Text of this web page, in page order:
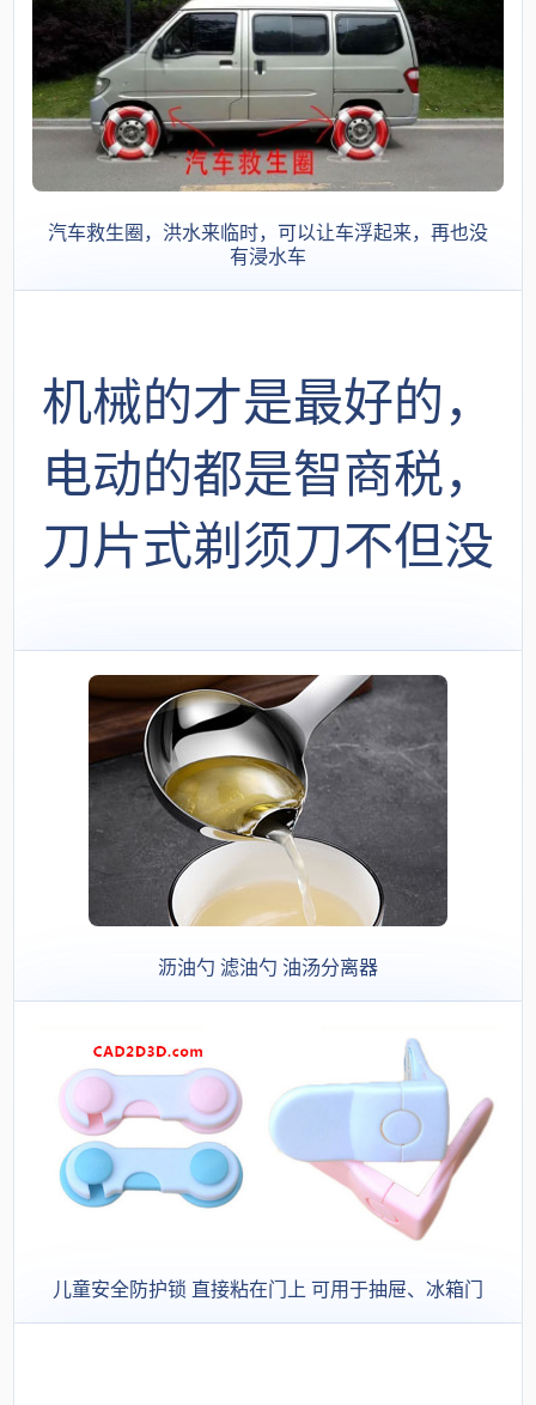
汽车救生圈，洪水来临时，可以让车浮起来，再也没
有浸水车
机械的才是最好的，
电动的都是智商税，
刀片式剃须刀不但没
强大
沥油勺 滤油勺 油汤分离器
儿童安全防护锁 直接粘在门上 可用于抽屉、冰箱门